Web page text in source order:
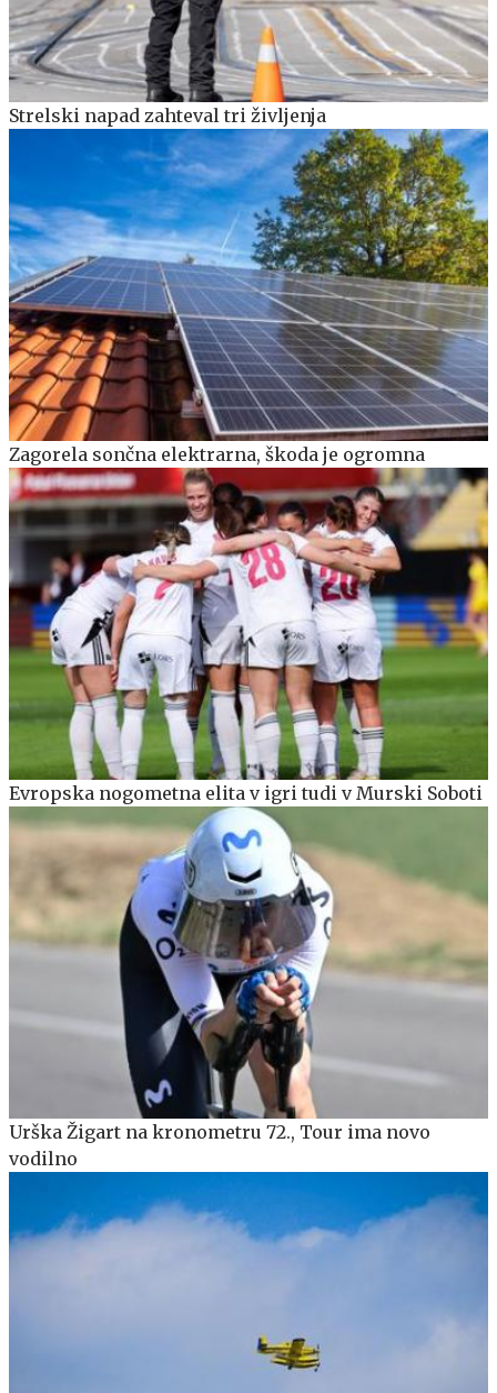
Strelski napad zahteval tri življenja
Zagorela sončna elektrarna, škoda je ogromna
Evropska nogometna elita v igri tudi v Murski Soboti
Urška Žigart na kronometru 72., Tour ima novo
vodilno